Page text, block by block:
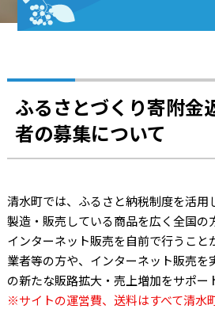
ふるさとづくり寄附金
者の募集について
清水町では、ふるさと納税制度を活用
製造・販売している商品を広く全国の
インターネット販売を自前で行うこと
業者等の方や、インターネット販売を
の新たな販路拡大・売上増加をサポー
※サイトの運営費、送料はすべて清水